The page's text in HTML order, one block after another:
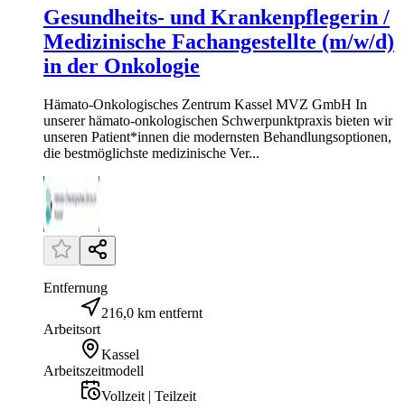
Gesundheits- und Krankenpflegerin /
Medizinische Fachangestellte (m/w/d)
in der Onkologie
Hämato-Onkologisches Zentrum Kassel MVZ GmbH In
unserer hämato-onkologischen Schwerpunktpraxis bieten wir
unseren Patient*innen die modernsten Behandlungsoptionen,
die bestmöglichste medizinische Ver...
Entfernung
216,0 km entfernt
Arbeitsort
Kassel
Arbeitszeitmodell
Vollzeit | Teilzeit